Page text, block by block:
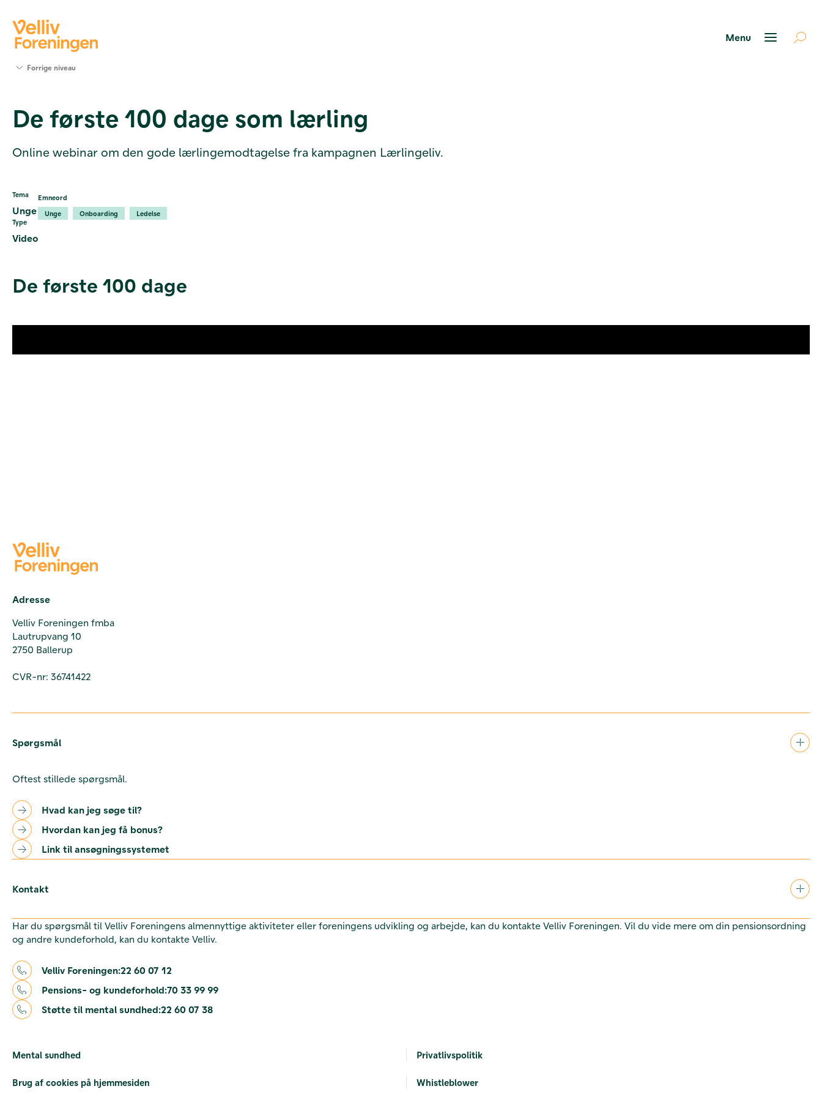
Værktøjer
og viden
Foreningen
Forrige niveau
De første 100 dage som lærling
Online webinar om den gode lærlingemodtagelse fra kampagnen Lærlingeliv.
Tema
Unge
Type
Video
Emneord
Unge
Onboarding Ledelse
De første 100 dage
Adresse
Velliv Foreningen fmba
Lautrupvang 10
2750 Ballerup
CVR-nr: 36741422
Spørgsmål
Oftest stillede spørgsmål.
Hvad kan jeg søge til?
Hvordan kan jeg få bonus?
Link til ansøgningssystemet
Kontakt
Har du spørgsmål til Velliv Foreningens almennyttige aktiviteter eller foreningens udvikling og arbejde, kan du kontakte Velliv Foreningen. Vil du vide mere om din pensionsordning
og andre kundeforhold, kan du kontakte Velliv.
Velliv Foreningen:22 60 07 12
Pensions- og kundeforhold:70 33 99 99
Støtte til mental sundhed:22 60 07 38
Mental sundhed Privatlivspolitik
Brug af cookies på hjemmesiden Whistleblower